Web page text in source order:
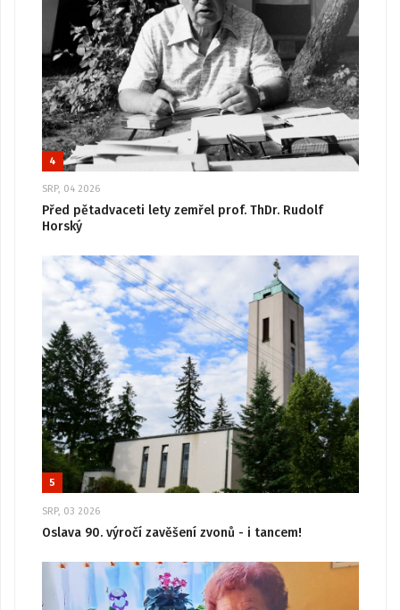
4
SRP, 04 2026
Před pětadvaceti lety zemřel prof. ThDr. Rudolf
Horský
5
SRP, 03 2026
Oslava 90. výročí zavěšení zvonů - i tancem!